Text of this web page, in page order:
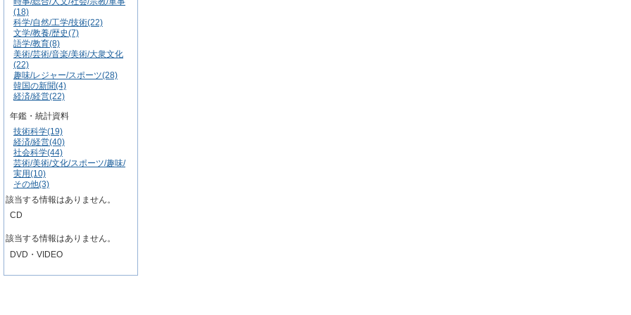
(18)
科学/自然/工学/技術(22)
文学/教養/歴史(7)
語学/教育(8)
美術/芸術/音楽/美術/大衆文化
(22)
趣味/レジャー/スポーツ(28)
韓国の新聞(4)
経済/経営(22)
年鑑・統計資料
技術科学(19)
経済/経営(40)
社会科学(44)
芸術/美術/文化/スポーツ/趣味/
実用(10)
その他(3)
該当する情報はありません。
CD
該当する情報はありません。
DVD・VIDEO